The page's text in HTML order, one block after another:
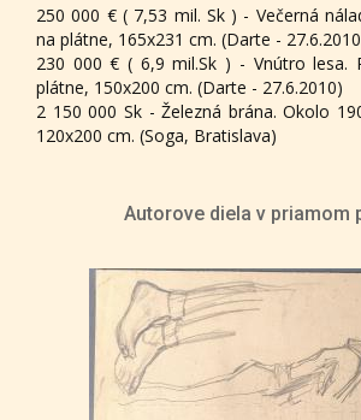
250 000 € ( 7,53 mil. Sk ) - Večerná
na plátne, 165x231 cm. (Darte -
230 000 € ( 6,9 mil.Sk ) - Vnútro lesa.
plátne, 150x200 cm. (Darte - 27.6.2010)
2 150 000 Sk - Železná brána. Okolo
120x200 cm. (Soga, Bratislava)
Autorove diela v priamom